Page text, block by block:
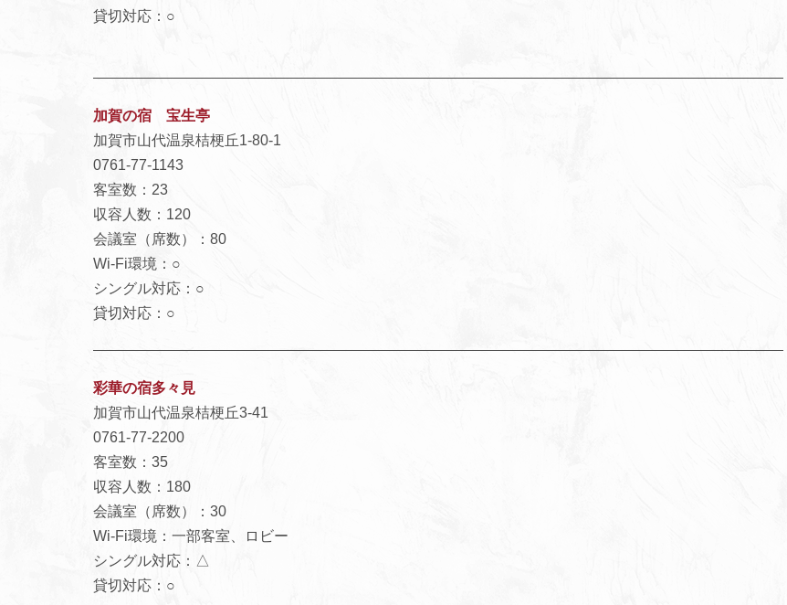
貸切対応：○
加賀の宿 宝生亭
加賀市山代温泉桔梗丘1-80-1
0761-77-1143
客室数：23
収容人数：120
会議室（席数）：80
Wi-Fi環境：○
シングル対応：○
貸切対応：○
彩華の宿多々見
加賀市山代温泉桔梗丘3-41
0761-77-2200
客室数：35
収容人数：180
会議室（席数）：30
Wi-Fi環境：一部客室、ロビー
シングル対応：△
貸切対応：○